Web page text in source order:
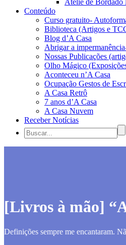
Ateliê de Bordado
Conteúdo
Curso gratuito-
Biblioteca (Artigos e
Blog d’A Casa
Abrigar a
Nossas Publicações
Olho Mágico
Aconteceu n’A Casa
Ocupação Gestos de
A Casa Retrô
7 anos d’A Casa
A Casa Nuvem
Receber Notícias
[Livros à mão]
Definições sempre me encantaram.